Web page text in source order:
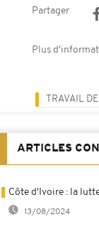
Partager
Plus
TRAVAIL
ARTICLES
Côte d'Ivoire : la
13/08/2024